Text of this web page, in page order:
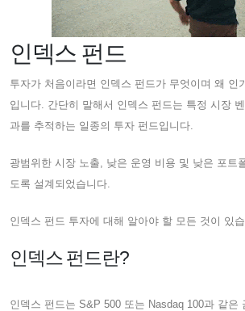
인덱스 펀드
투자가 처음이라면 인덱스 펀드가 무엇이며 왜 인
입니다. 간단히 말해서 인덱스 펀드는 특정 시장
과를 추적하는 일종의 투자 펀드입니다.
광범위한 시장 노출, 낮은 운영 비용 및 낮은 포트
도록 설계되었습니다.
인덱스 펀드 투자에 대해 알아야 할 모든 것이 있습
인덱스 펀드란?
인덱스 펀드는 S&P 500 또는 Nasdaq 100과 같은